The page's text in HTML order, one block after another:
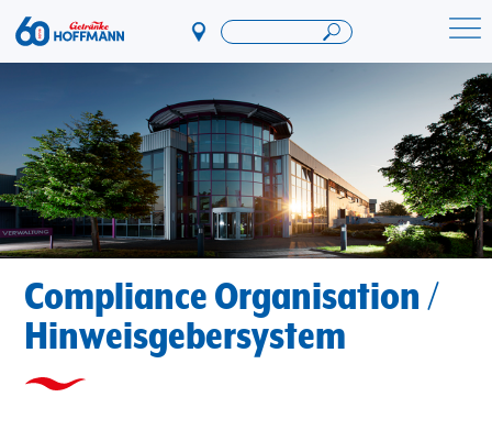
Direkt
zum
Inhalt
Startseite Getränke Hoffmann
Compliance Organisation /
Hinweisgebersystem